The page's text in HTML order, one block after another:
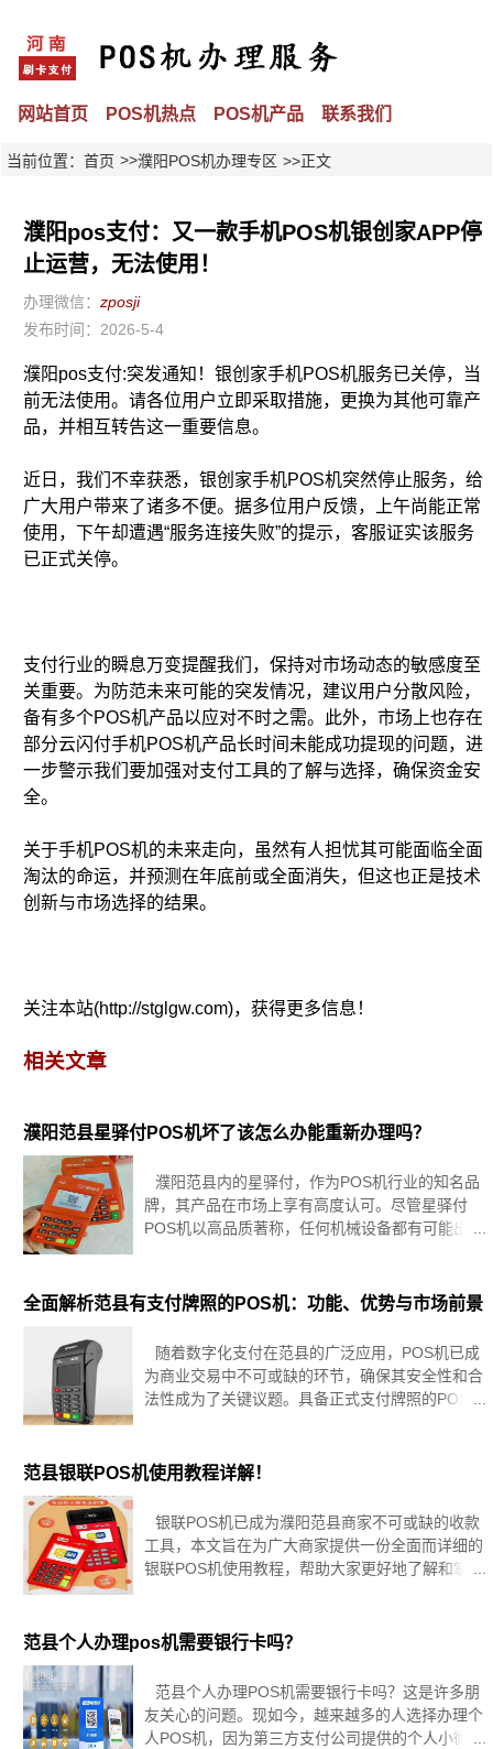
网站首页 POS机热点 POS机产品 联系我们
当前位置： 首页 >>濮阳POS机办理专区 >>正文
濮阳pos支付：又一款手机POS机银创家APP停
止运营，无法使用！
办理微信： zposji
发布时间：2026-5-4
濮阳pos支付:突发通知！银创家手机POS机服务已关停，当
前无法使用。请各位用户立即采取措施，更换为其他可靠产
品，并相互转告这一重要信息。
近日，我们不幸获悉，银创家手机POS机突然停止服务，给
广大用户带来了诸多不便。据多位用户反馈，上午尚能正常
使用，下午却遭遇“服务连接失败”的提示，客服证实该服务
已正式关停。
支付行业的瞬息万变提醒我们，保持对市场动态的敏感度至
关重要。为防范未来可能的突发情况，建议用户分散风险，
备有多个POS机产品以应对不时之需。此外，市场上也存在
部分云闪付手机POS机产品长时间未能成功提现的问题，进
一步警示我们要加强对支付工具的了解与选择，确保资金安
全。
关于手机POS机的未来走向，虽然有人担忧其可能面临全面
淘汰的命运，并预测在年底前或全面消失，但这也正是技术
创新与市场选择的结果。
​关注本站(http://stglgw.com)，获得更多信息！
相关文章
濮阳范县星驿付POS机坏了该怎么办能重新办理吗？
濮阳范县内的星驿付，作为POS机行业的知名品
牌，其产品在市场上享有高度认可。尽管星驿付
POS机以高品质著称，任何机械设备都有可能出现
接下来的内容，将从四个核心维
全面解析范县有支付牌照的POS机：功能、优势与市场前景
随着数字化支付在范县的广泛应用，POS机已成
为商业交易中不可或缺的环节，确保其安全性和合
法性成为了关键议题。具备正式支付牌照的POS终
解读范县内持牌POS机的特性
范县银联POS机使用教程详解！
银联POS机已成为濮阳范县商家不可或缺的收款
工具，本文旨在为广大商家提供一份全面而详细的
银联POS机使用教程，帮助大家更好地了解和掌握
一种通过银行卡进
范县个人办理pos机需要银行卡吗？
范县个人办理POS机需要银行卡吗？这是许多朋
友关心的问题。现如今，越来越多的人选择办理个
人POS机，因为第三方支付公司提供的个人小微商